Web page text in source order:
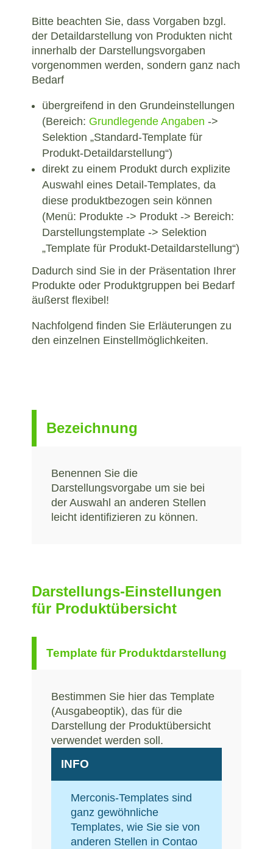
Bitte beachten Sie, dass Vorgaben bzgl.
der Detaildarstellung von Produkten nicht
innerhalb der Darstellungsvorgaben
vorgenommen werden, sondern ganz nach
Bedarf
übergreifend in den Grundeinstellungen
(Bereich: Grundlegende Angaben ->
Selektion „Standard-Template für
Produkt-Detaildarstellung“)
direkt zu einem Produkt durch explizite
Auswahl eines Detail-Templates, da
diese produktbezogen sein können
(Menü: Produkte -> Produkt -> Bereich:
Darstellungstemplate -> Selektion
„Template für Produkt-Detaildarstellung“)
Dadurch sind Sie in der Präsentation Ihrer
Produkte oder Produktgruppen bei Bedarf
äußerst flexibel!
Nachfolgend finden Sie Erläuterungen zu
den einzelnen Einstellmöglichkeiten.
Bezeichnung
Benennen Sie die
Darstellungsvorgabe um sie bei
der Auswahl an anderen Stellen
leicht identifizieren zu können.
Darstellungs-Einstellungen
für Produktübersicht
Template für Produktdarstellung
Bestimmen Sie hier das Template
(Ausgabeoptik), das für die
Darstellung der Produktübersicht
verwendet werden soll.
INFO
Merconis-Templates sind
ganz gewöhnliche
Templates, wie Sie sie von
anderen Stellen in Contao